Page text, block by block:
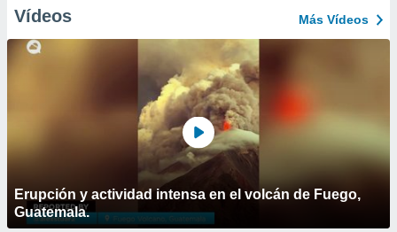
Vídeos Más Vídeos
Erupción y actividad intensa en el volcán de Fuego,
Guatemala.